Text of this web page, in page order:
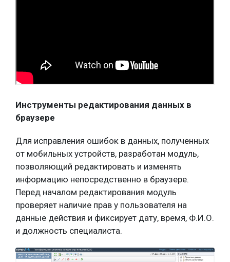
Инструменты редактирования данных в
браузере
Для исправления ошибок в данных, полученных
от мобильных устройств, разработан модуль,
позволяющий редактировать и изменять
информацию непосредственно в браузере.
Перед началом редактирования модуль
проверяет наличие прав у пользователя на
данные действия и фиксирует дату, время, Ф.И.О.
и должность специалиста.